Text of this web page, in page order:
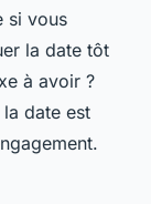
si vous
la date tôt
à avoir ?
date est